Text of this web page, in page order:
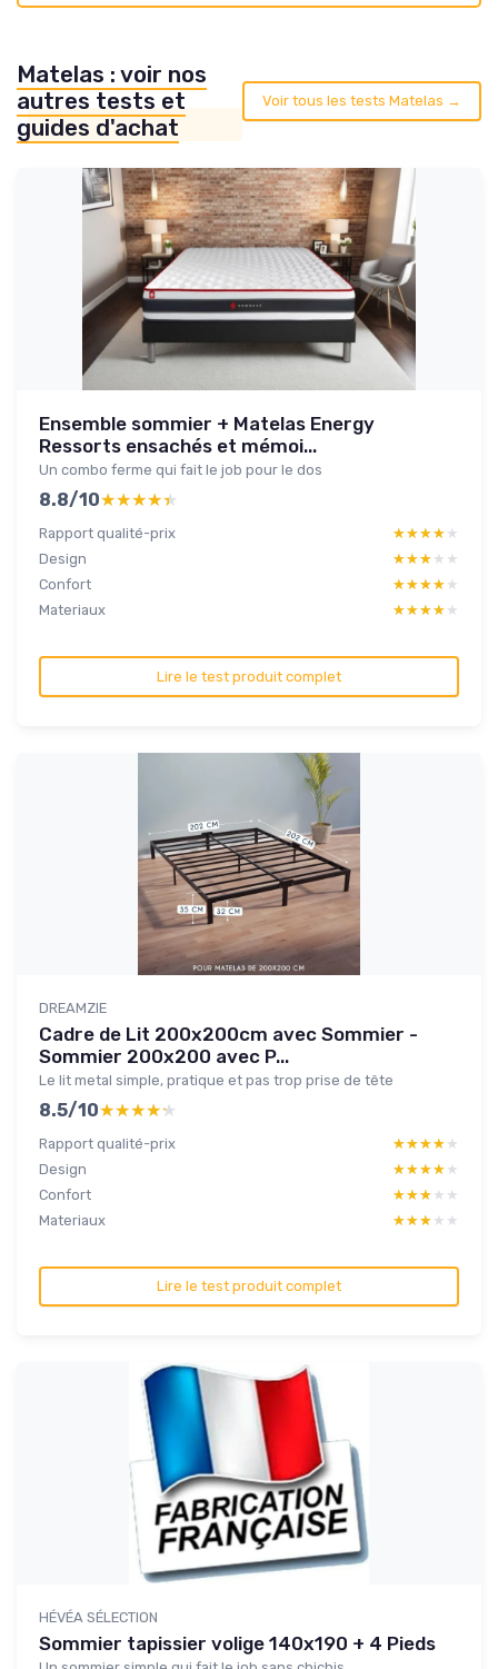
Matelas : voir nos
autres tests et
guides d'achat
Voir tous les tests Matelas →
Ensemble sommier + Matelas Energy
Ressorts ensachés et mémoi...
Un combo ferme qui fait le job pour le dos
8.8/10★★★★★
★★★★★
Rapport qualité-prix ★★★★★
★★★★★
Design
★★★★★
★★★★★
Confort
★★★★★
★★★★★
Materiaux
★★★★★
★★★★★
Lire le test produit complet
DREAMZIE
Cadre de Lit 200x200cm avec Sommier -
Sommier 200x200 avec P...
Le lit metal simple, pratique et pas trop prise de tête
8.5/10★★★★★
★★★★★
Rapport qualité-prix ★★★★★
★★★★★
Design
★★★★★
★★★★★
Confort
★★★★★
★★★★★
Materiaux
★★★★★
★★★★★
Lire le test produit complet
HÉVÉA SÉLECTION
Sommier tapissier volige 140x190 + 4 Pieds